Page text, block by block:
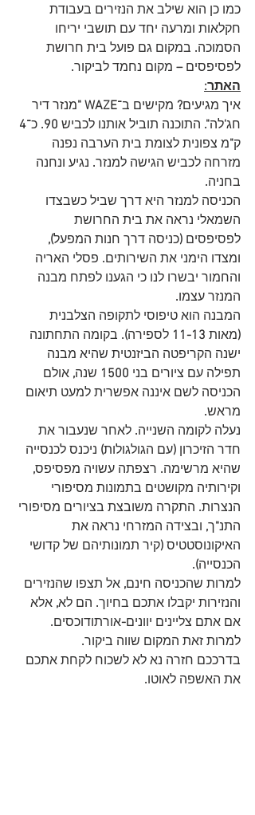
כמו כן הוא שילב את הנזירים בעבודת
חקלאות ומרעה יחד עם תושבי יריחו
הסמוכה. במקום גם פועל בית חרושת
לפסיפסים – מקום נחמד לביקור.
האתר:
איך מגיעים? מקישים ב־WAZE "
מנזר דיר
חג'לה". התוכנה תוביל אותנו לכביש כ־4
ק"מ צפונית לצומת בית הערבה נפנה
מזרחה לכביש הגישה למנזר. נגיע ונחנה
בחניה.
הכניסה למנזר היא דרך שביל כשבצדו
השמאלי נראה את בית החרושת
לפסיפסים (כניסה דרך חנות המפעל),
ומצדו הימני את השירותים. פסלי האריה
והחמור יבשרו לנו כי הגענו לפתח מבנה
המנזר עצמו.
המבנה הוא טיפוסי לתקופה הצלבנית
(מאות לספירה). בקומה התחתונה
ישנה הקריפטה הביזנטית שהיא מבנה
תפילה עם ציורים בני 1500 שנה, אולם
הכניסה לשם איננה אפשרית למעט תיאום
מראש.
נעלה לקומה השנייה. לאחר שנעבור את
חדר הזיכרון (עם הגולגולות) ניכנס לכנסייה
שהיא מרשימה. רצפתה עשויה מפסיפס,
וקירותיה מקושטים בתמונות מסיפורי
הנצרות. התקרה משובצת בציורים מסיפורי
התנ"ך, ובצידה המזרחי נראה את
האיקונוסטטיס (קיר תמונותיהם של קדושי
הכנסייה).
למרות שהכניסה חינם, אל תצפו שהנזירים
והנזירות יקבלו אתכם בחיוך. הם לא, אלא
אם אתם צליינים יוונים-אורתודוכסים.
למרות זאת המקום שווה ביקור.
בדרככם חזרה נא לא לשכוח לקחת אתכם
את האשפה לאוטו.